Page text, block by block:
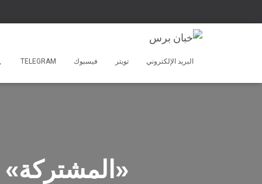
البريد الإلكتروني تويتر فيسبوك TELEGRAM